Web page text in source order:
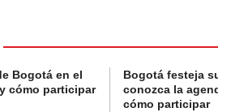
Bogotá en el
cómo participar
Bogotá festeja su
conozca la
cómo participar